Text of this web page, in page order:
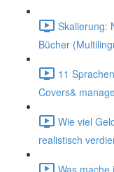
Skalierung:
Bücher
11
Covers&
Wie viel
realistisch
Was mache